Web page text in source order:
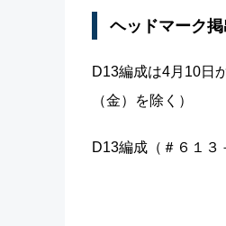
ヘッドマーク掲
D13編成は4月10日
（金）を除く）
D13編成（＃６１３